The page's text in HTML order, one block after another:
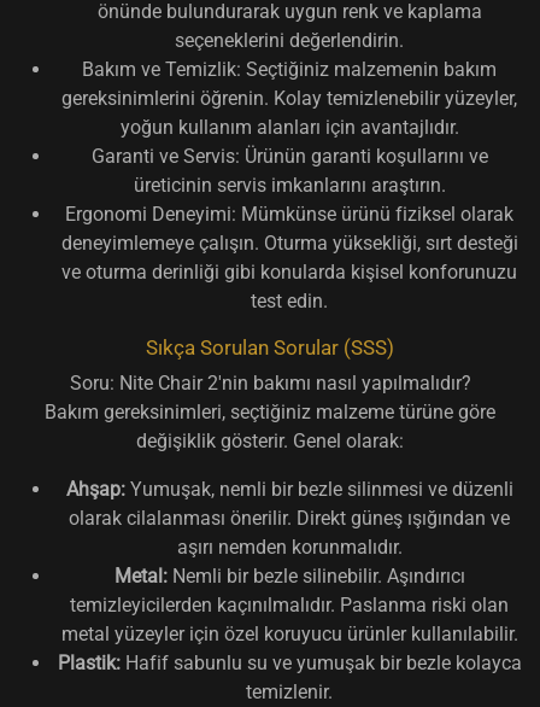
önünde bulundurarak uygun renk ve kaplama
seçeneklerini değerlendirin.
Bakım ve Temizlik: Seçtiğiniz malzemenin bakım
gereksinimlerini öğrenin. Kolay temizlenebilir yüzeyler,
yoğun kullanım alanları için avantajlıdır.
Garanti ve Servis: Ürünün garanti koşullarını ve
üreticinin servis imkanlarını araştırın.
Ergonomi Deneyimi: Mümkünse ürünü fiziksel olarak
deneyimlemeye çalışın. Oturma yüksekliği, sırt desteği
ve oturma derinliği gibi konularda kişisel konforunuzu
test edin.
Sıkça Sorulan Sorular (SSS)
Soru: Nite Chair 2'nin bakımı nasıl yapılmalıdır?
Bakım gereksinimleri, seçtiğiniz malzeme türüne göre
değişiklik gösterir. Genel olarak:
Ahşap:Yumuşak, nemli bir bezle silinmesi ve düzenli
olarak cilalanması önerilir. Direkt güneş ışığından ve
aşırı nemden korunmalıdır.
Metal:Nemli bir bezle silinebilir. Aşındırıcı
temizleyicilerden kaçınılmalıdır. Paslanma riski olan
metal yüzeyler için özel koruyucu ürünler kullanılabilir.
Plastik:Hafif sabunlu su ve yumuşak bir bezle kolayca
temizlenir.